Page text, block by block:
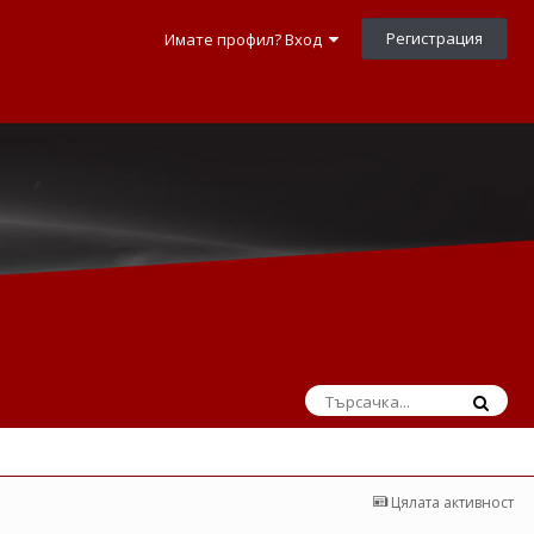
Имате профил? Вход Регистрация
Цялата активност